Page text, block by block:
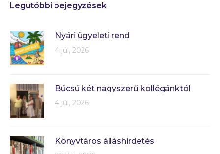
Legutóbbi bejegyzések
Nyári ügyeleti rend
4 júl, 2026
Búcsú két nagyszerű kollégánktól
4 júl, 2026
Könyvtáros álláshirdetés